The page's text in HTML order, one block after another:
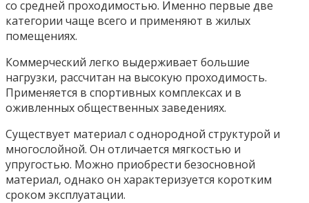
со средней проходимостью. Именно первые две
категории чаще всего и применяют в жилых
помещениях.
Коммерческий легко выдерживает большие
нагрузки, рассчитан на высокую проходимость.
Применяется в спортивных комплексах и в
оживленных общественных заведениях.
Существует материал с однородной структурой и
многослойной. Он отличается мягкостью и
упругостью. Можно приобрести безосновной
материал, однако он характеризуется коротким
сроком эксплуатации.